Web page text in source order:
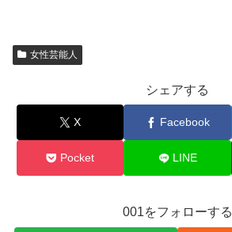
女性芸能人
シェアする
X Facebook
Pocket LINE
001をフォローする